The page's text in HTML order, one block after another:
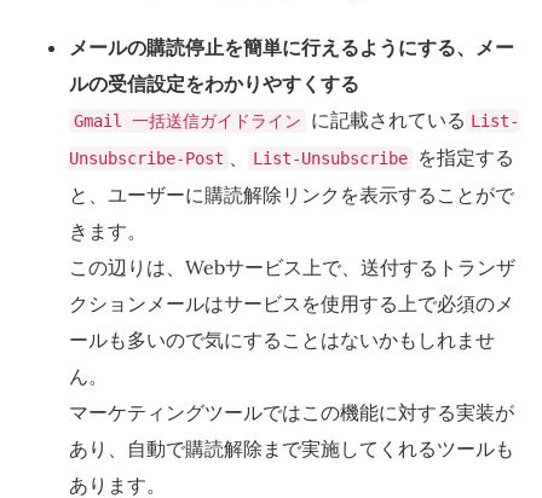
メールの購読停止を簡単に行えるようにする、メー
ルの受信設定をわかりやすくする
Gmail 一括送信ガイドライン に記載されている List-
Unsubscribe-Post 、 List-Unsubscribe
を指定する
と、ユーザーに購読解除リンクを表示することがで
きます。
この辺りは、Webサービス上で、送付するトランザ
クションメールはサービスを使用する上で必須のメ
ールも多いので気にすることはないかもしれませ
ん。
マーケティングツールではこの機能に対する実装が
あり、自動で購読解除まで実施してくれるツールも
あります。